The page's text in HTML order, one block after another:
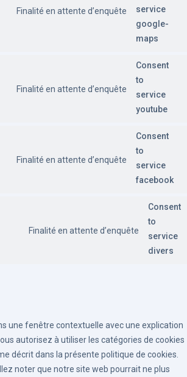
Finalité en attente d’enquête
service
google-
maps
Finalité en attente d’enquête
Consent
to
service
youtube
Finalité en attente d’enquête
Consent
to
service
facebook
Finalité en attente d’enquête
Consent
to
service
divers
une fenêtre contextuelle avec une explication
autorisez à utiliser les catégories de cookies
décrit dans la présente politique de cookies.
noter que notre site web pourrait ne plus